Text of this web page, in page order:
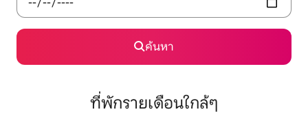
ค้นหา
ที่พักรายเดือนใกล้ๆ